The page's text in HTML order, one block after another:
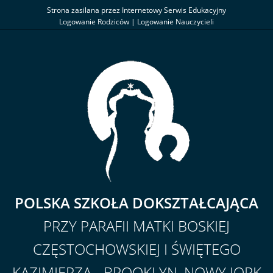
Strona zasilana przez Internetowy Serwis Edukacyjny
Logowanie Rodziców | Logowanie Nauczycieli
POLSKA SZKOŁA DOKSZTAŁCAJĄCA
PRZY PARAFII MATKI BOSKIEJ
CZĘSTOCHOWSKIEJ I ŚWIĘTEGO